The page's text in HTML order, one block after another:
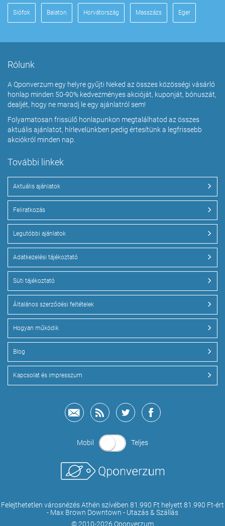
Siófok Balaton Horvátország Masszázs Eger
Rólunk
A Qponverzum egy helyre gyűjti Neked az összes közösségi vásárló
honlap minden 50-90% kedvezményes akcióját, kuponját, bónuszát,
dealjét, hogy ne maradj le egy ajánlatról sem!
Folyamatosan frissülő honlapunkon megtalálhatod az összes
aktuális ajánlatot, hírlevelünkben pedig értesítünk a legfrissebb
akciókról minden nap.
További linkek
Aktuális ajánlatok
Feliratkozás
Legutóbbi ajánlatok
Adatkezelési tájékoztató
Süti tájékoztató
Általános szerződési feltételek
Hogyan működik
Blog
Kapcsolat és impresszum
Mobil Teljes
Felejthetetlen városnézés Athén szívében 81.990 Ft helyett 81.990 Ft-ért
- Max Brown Downtown - Utazás & Szállás
© 2010-2026 Qponverzum